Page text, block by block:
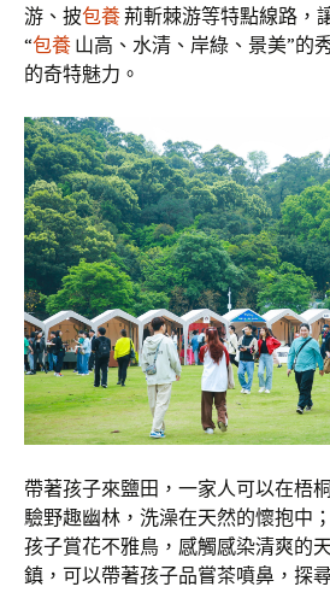
游、披包養荊斬棘游等特點線路，
“包養 山高、水清、岸綠、景美”的
的奇特魅力。
帶著孩子來鹽田，一家人可以在梧
驗野趣幽林，洗澡在天然的懷抱中
孩子賞花不雅鳥，感觸感染清爽的
鎮，可以帶著孩子品嘗茶噴鼻，探